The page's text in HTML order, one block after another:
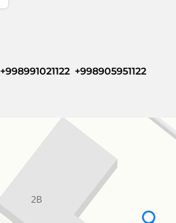
+998991021122  +998905951122